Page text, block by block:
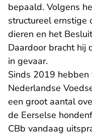
bepaald. Volgens
structureel ernstige
dieren en het
Daardoor bracht hij
in gevaar.
Sinds 2019 hebben
Nederlandse
een groot aantal
de Eerselse
CBb vandaag